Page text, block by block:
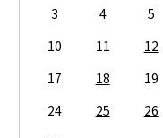
3
4 5
10
11 12
17
18 19
24
25 26